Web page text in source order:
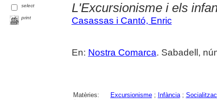
select
print
L'Excursionisme i els
Casassas i Cantó, Enric
En: Nostra Comarca. Sabadell,
Matèries: Excursionisme; Infància;